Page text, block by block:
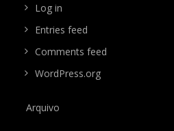
Log in
Entries feed
Comments feed
WordPress.org
Arquivo